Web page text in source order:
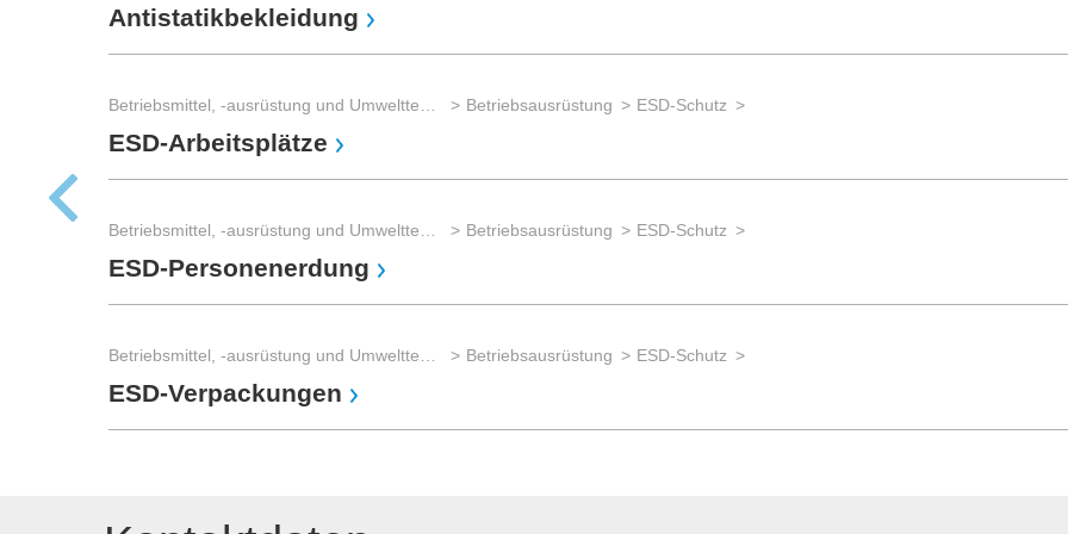
Antistatikbekleidung
Betriebsausrüstung ESD-Schutz
ESD-Arbeitsplätze
Betriebsausrüstung ESD-Schutz
ESD-Personenerdung
Betriebsausrüstung ESD-Schutz
ESD-Verpackungen